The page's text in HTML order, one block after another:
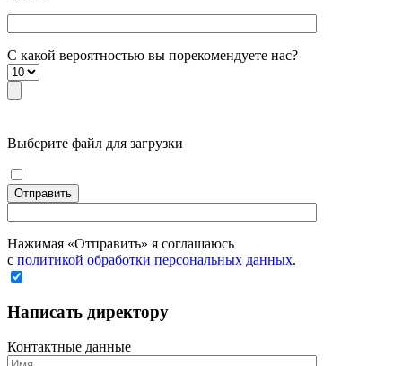
С какой вероятностью вы порекомендуете наc?
Выберите файл для загрузки
Отправить
Нажимая «Отправить» я соглашаюсь
с политикой обработки персональных данных.
Написать директору
Контактные данные